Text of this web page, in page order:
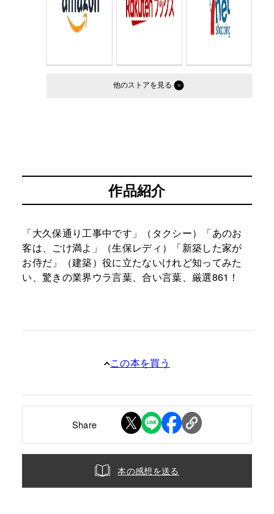
他のストア
作品紹介
「大久保通り工事中です」（タクシー）「あのお
客は、ごけ満よ」（生保レディ）「新築した家が
お侍だ」（建築）役に立たないけれど知ってみた
い、驚きの業界ウラ言葉、合い言葉、厳選861！
この本を買う
Share
本の感想を送る